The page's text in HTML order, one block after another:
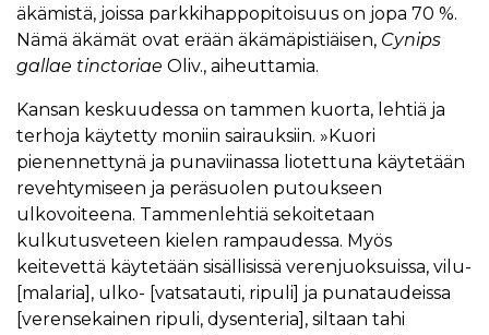
äkämistä, joissa parkkihappopitoisuus on jopa 70 %.
Nämä äkämät ovat erään äkämäpistiäisen, Cynips
gallae tinctoriae Oliv., aiheuttamia.
Kansan keskuudessa on tammen kuorta, lehtiä ja
terhoja käytetty moniin sairauksiin. »Kuori
pienennettynä ja punaviinassa liotettuna käytetään
revehtymiseen ja peräsuolen putoukseen
ulkovoiteena. Tammenlehtiä sekoitetaan
kulkutusveteen kielen rampaudessa. Myös
keitevettä käytetään sisällisissä verenjuoksuissa, vilu-
[malaria], ulko- [vatsatauti, ripuli] ja punataudeissa
[verensekainen ripuli, dysenteria], siltaan tahi